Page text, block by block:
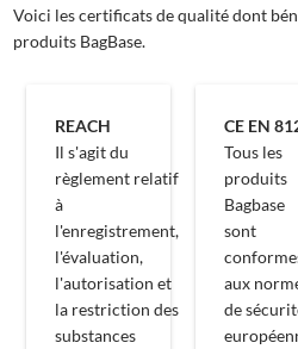
Voici les certificats de qualité dont
produits BagBase.
REACH
Il s'agit du
règlement relatif
à
l'enregistrement,
l'évaluation,
l'autorisation et
la restriction des
substances
CE EN
Tous les
produits
Bagbase
sont
aux
de